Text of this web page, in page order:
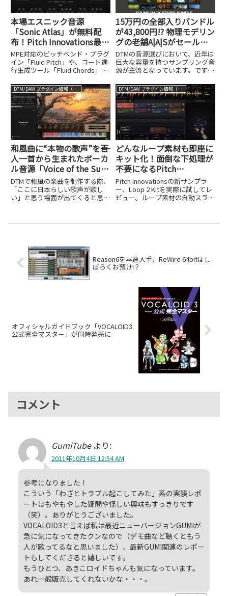
本場エスニック音源
「Sonic Atlas」が無料配
布！Pitch Innovations最大
70％オフのブラックフライ
デーセールも開催中
MPE対応のピッチベンド・プラグ
イン「Fluid Pitch」や、コード進
行生成ツール「Fluid Chords」な
プラグインを開発し、DTMステー
ションでも度々紹介してきたイン
ドのメーカー、Pitch I...
15万円の全部入りバンドル
が43,800円!? 物理モデリン
グの老舗A|A|Sがセール展
開中
DTMの音源選びにおいて、近年は
巨大な容量を持つサンプリング音
源が主流となっています。です
大容量ライブラリは、リアルなサ
ウンドを得られる反面、パソコン
のストレージを激しく圧迫すると
いう悩みを抱える方も多いはず...
DTM/DAW プラグイン情報（VST AU AAX）
和風曲に“本物の歌声”を――百
人一首から生まれたボーカ
ル音源「Voice of the Sun
– Sunrise」
DTMで和風の楽曲を制作する際、
「ここに日本らしい歌声が欲し
い」と思う場面が出てくると思い
遂げていますが、これらで生成し
DTM/DAW プラグイン情報（VST AU AAX）
どんなループ素材も即座に
キット化！面倒な下処理が
不要になるPitch
InnovationsのLoop 2 Kit
がスゴい
Pitch Innovationsの新サンプラ
ー、Loop 2 Kitを実際に試してレ
ビュー。ループ素材の自動スライ
で詳しく解説します。50％オフの
Reason6を早速入手、ReWire 64bitはし
ばらくお預け!？
オフィシャルガイドブック「VOCALOID3
公式完全マスター」が同時発売に
コメント
GumiTube より:
2011年10月4日 12:54 AM
参考になりました！
こういう「わざとトラブル起こしてみた」系の実験レポ
ートはもやもやした疑問や怪しい興味もすっきりです
（笑）。ありがとうございました。
VOCALOID3と言えば私は最近ニューバージョンGUMIが
急に気になってきたクンなので（デモ曲など聴くともう
人が歌ってるなと思いました）、最新GUMI関連のレポー
トもしてくださると嬉しいです。
もうひとつ、あきこロイドちゃんも気になっています。
あれ一般販売してくれないかな・・・。